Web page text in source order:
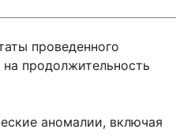
проведенного
продолжительность
аномалии, включая